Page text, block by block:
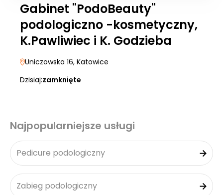
Gabinet "PodoBeauty"
podologiczno -kosmetyczny,
K.Pawliwiec i K. Godzieba
Uniczowska 16, Katowice
Dzisiaj:zamknięte
Najpopularniejsze usługi
Pedicure podologiczny
Zabieg podologiczny